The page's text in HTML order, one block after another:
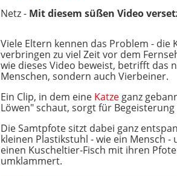
Netz - Mit diesem süßen Video
Viele Eltern kennen das Problem - die
verbringen zu viel Zeit vor dem
wie dieses Video beweist, betrifft das
Menschen, sondern auch Vierbeiner.
Ein Clip, in dem eine Katze ganz
Löwen" schaut, sorgt für Begeisterung
Die Samtpfote sitzt dabei ganz
kleinen Plastikstuhl - wie ein Mensch -
einen Kuscheltier-Fisch mit ihren
umklammert.